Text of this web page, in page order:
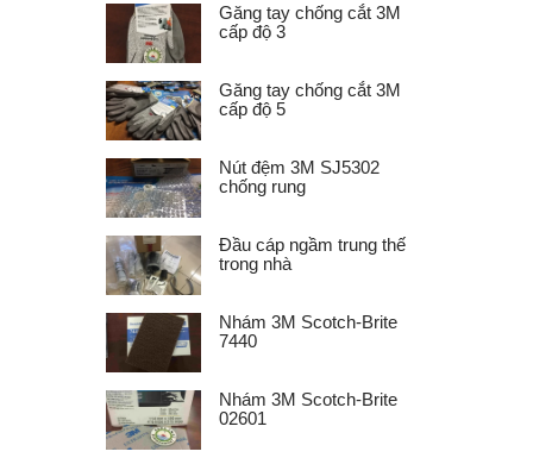
Găng tay chống cắt 3M
cấp độ 3
Găng tay chống cắt 3M
cấp độ 5
Nút đệm 3M SJ5302
chống rung
Đầu cáp ngầm trung thế
trong nhà
Nhám 3M Scotch-Brite
7440
Nhám 3M Scotch-Brite
02601